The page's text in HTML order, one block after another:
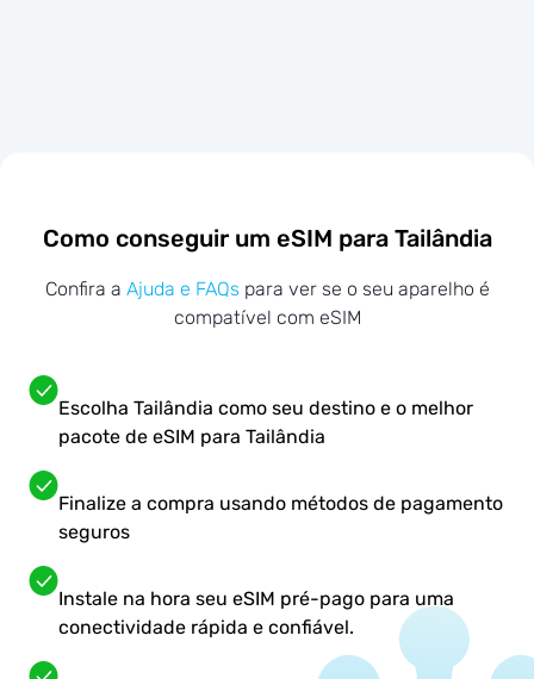
Como conseguir um eSIM para Tailândia
Confira a Ajuda e FAQs para ver se o seu aparelho é
compatível com eSIM
Escolha Tailândia como seu destino e o melhor
pacote de eSIM para Tailândia
Finalize a compra usando métodos de pagamento
seguros
Instale na hora seu eSIM pré-pago para uma
conectividade rápida e confiável.